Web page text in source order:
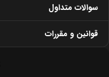
سوالات متداول
قوانین و مقررات